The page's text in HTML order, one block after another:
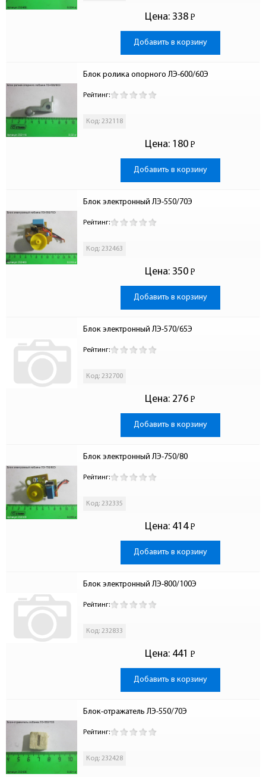
Цена: 338 Р
-
Добавить в корзину
Блок ролика опорного ЛЭ-600/60Э
Рейтинг:
Код: 232118
Цена: 180 Р
-
Добавить в корзину
Блок электронный ЛЭ-550/70Э
Рейтинг:
Код: 232463
Цена: 350 Р
-
Добавить в корзину
Блок электронный ЛЭ-570/65Э
Рейтинг:
Код: 232700
Цена: 276 Р
-
Добавить в корзину
Блок электронный ЛЭ-750/80
Рейтинг:
Код: 232335
Цена: 414 Р
-
Добавить в корзину
Блок электронный ЛЭ-800/100Э
Рейтинг:
Код: 232833
Цена: 441 Р
-
Добавить в корзину
Блок-отражатель ЛЭ-550/70Э
Рейтинг:
Код: 232428